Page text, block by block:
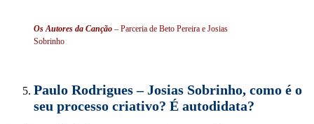
Os Autores da Canção – Parceria de Beto Pereira e Josias
Sobrinho
Paulo Rodrigues – Josias Sobrinho, como é o
seu processo criativo? É autodidata?